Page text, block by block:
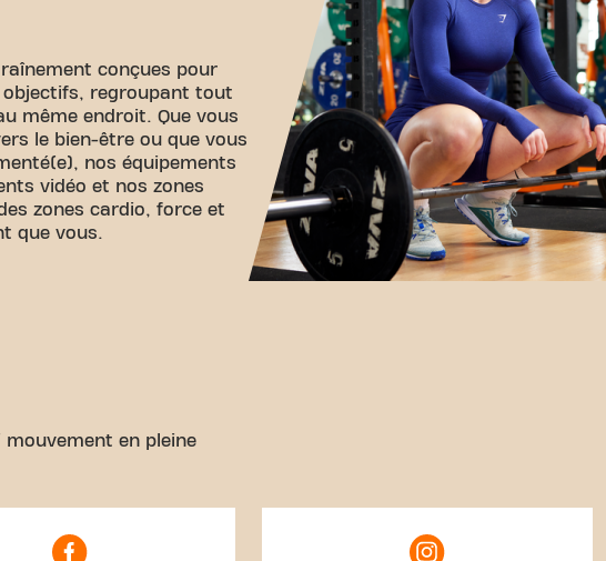
conçues pour
regroupant tout
même endroit. Que vous
le bien-être ou que vous
nos équipements
vidéo et nos zones
zones cardio, force et
que vous.
mouvement en pleine